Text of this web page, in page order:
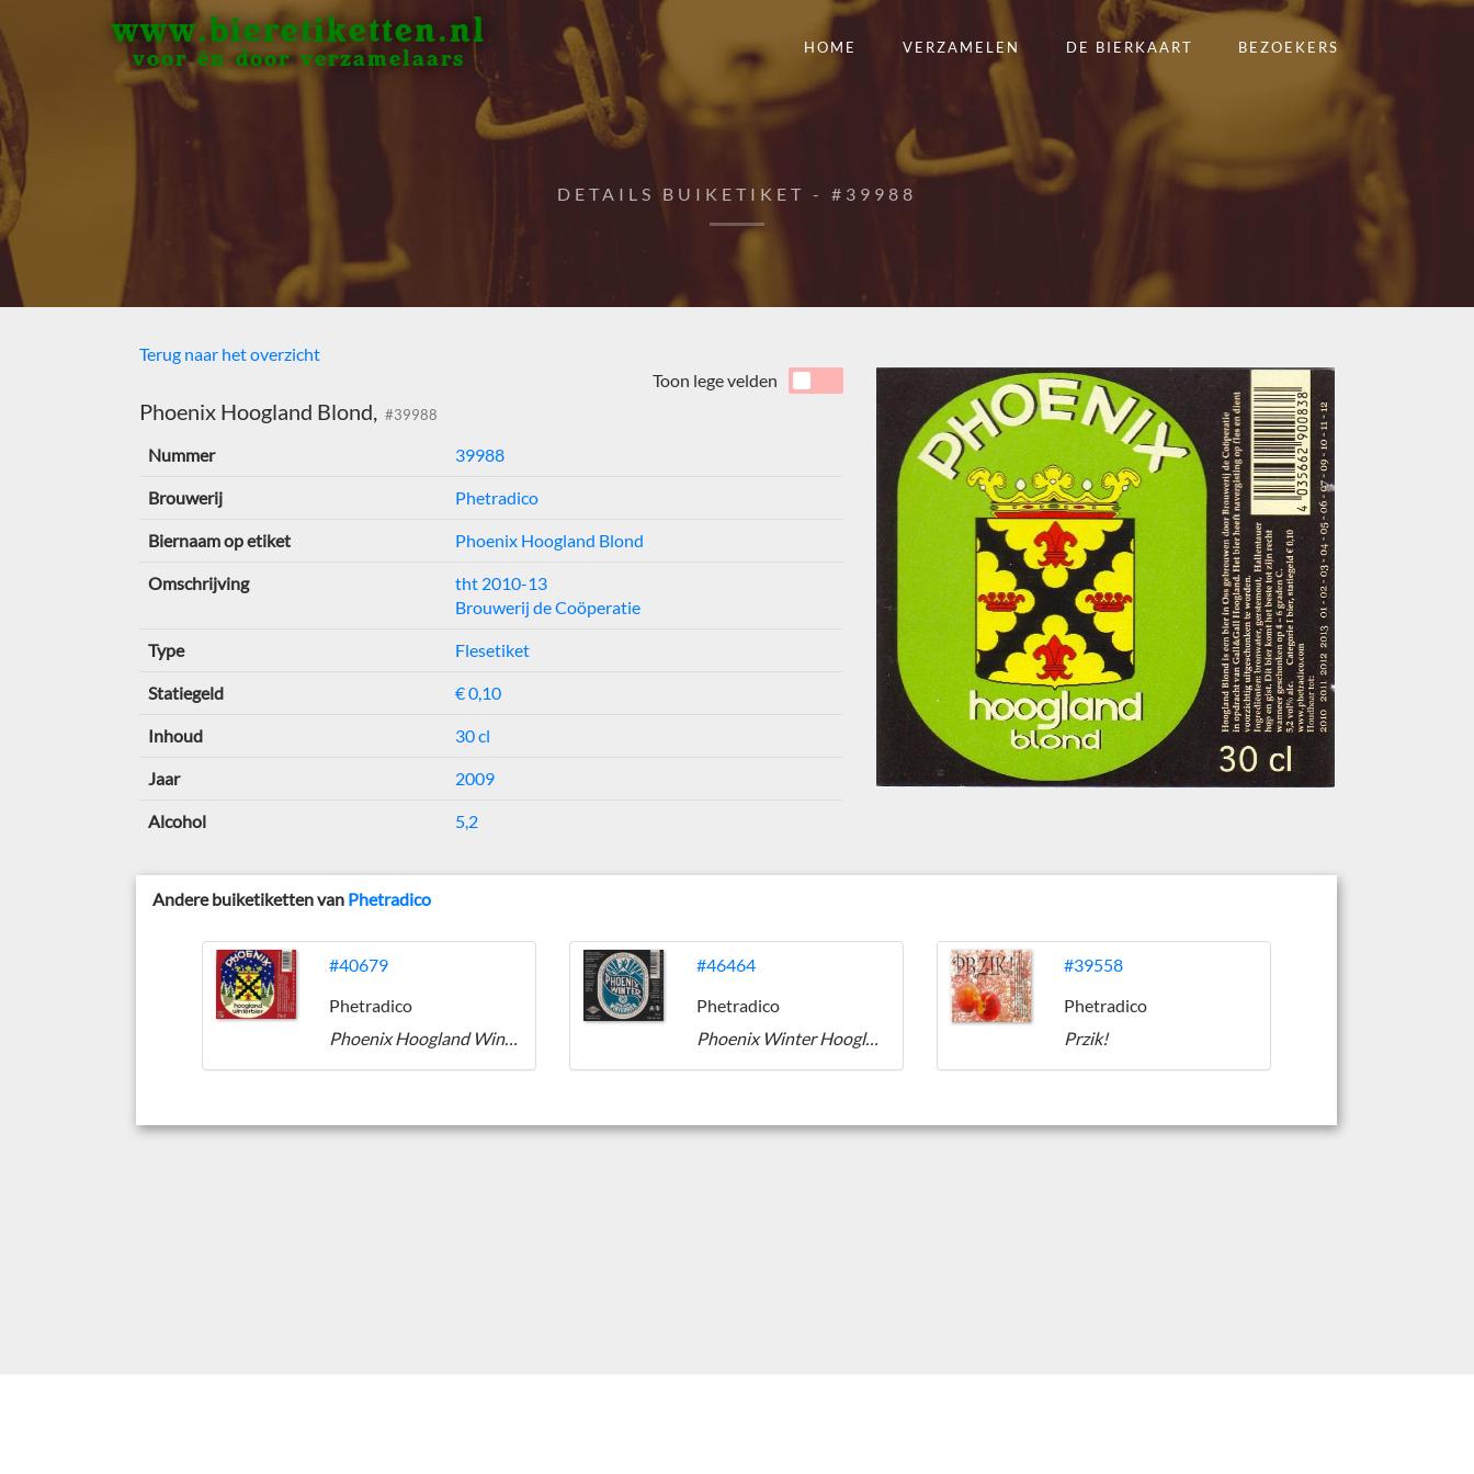
www.bieretiketten.nl
voor én door verzamelaars
HOME VERZAMELEN DE BIERKAART BEZOEKERS
DETAILS BUIKETIKET - #39988
Terug naar het overzicht
Phoenix Hoogland Blond, #39988
Toon lege velden
Nummer 39988
Brouwerij Phetradico
Biernaam op etiket Phoenix Hoogland Blond
Omschrijving
tht 2010-13
Brouwerij de Coöperatie
Type Flesetiket
Statiegeld € 0,10
Inhoud 30 cl
Jaar 2009
Alcohol 5,2
Andere buiketiketten van Phetradico
#40679
Phetradico
Phoenix Hoogland Winterbier
#46464
Phetradico
Phoenix Winter Hooglands Winterbier
#39558
Phetradico
Przik!